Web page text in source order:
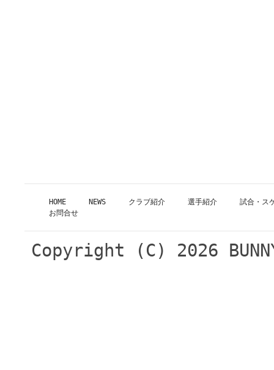
HOME NEWS クラブ紹介 選手紹介
試合・ス
お問合せ
Copyright (C) 2026